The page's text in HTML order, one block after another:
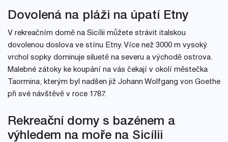
Dovolená na pláži na úpatí Etny
V rekreačním domě na Sicílii můžete strávit italskou
dovolenou doslova ve stínu Etny. Více než 3000 m vysoký
vrchol sopky dominuje siluetě na severu a východě ostrova.
Malebné zátoky ke koupání na vás čekají v okolí městečka
Taormina, kterým byl nadšen již Johann Wolfgang von Goethe
při své návštěvě v roce 1787.
Rekreační domy s bazénem a
výhledem na moře na Sicílii